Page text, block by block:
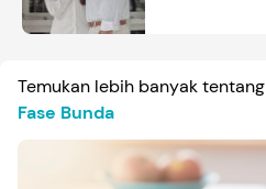
Temukan lebih banyak tentang
Fase Bunda